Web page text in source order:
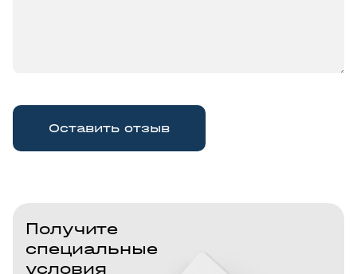
Оставить отзыв
Получите
специальные
условия